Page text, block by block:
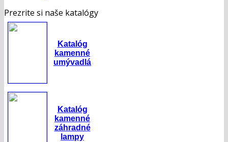
Prezrite si naše katalógy
Katalóg
kamenné
umývadlá
Katalóg
kamenné
záhradné
lampy